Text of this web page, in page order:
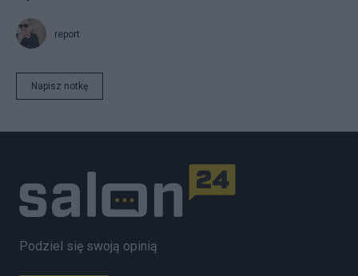
report
Napisz notkę
Podziel się swoją opinią